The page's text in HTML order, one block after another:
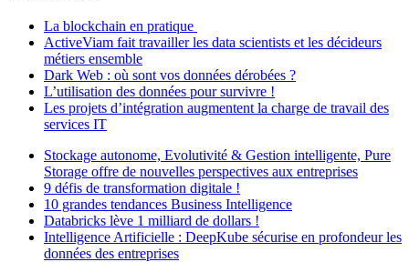
La blockchain en pratique
ActiveViam fait travailler les data scientists et les décideurs
métiers ensemble
Dark Web : où sont vos données dérobées ?
L’utilisation des données pour survivre !
Les projets d’intégration augmentent la charge de travail des
services IT
Stockage autonome, Evolutivité & Gestion intelligente, Pure
Storage offre de nouvelles perspectives aux entreprises
9 défis de transformation digitale !
10 grandes tendances Business Intelligence
Databricks lève 1 milliard de dollars !
Intelligence Artificielle : DeepKube sécurise en profondeur les
données des entreprises